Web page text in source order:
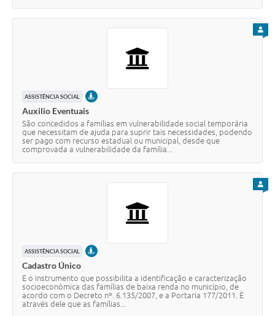
ASSISTÊNCIA SOCIAL PRESENCIAL
Auxilio Eventuais
São concedidos a famílias em vulnerabilidade social temporária
que necessitam de ajuda para suprir tais necessidades, podendo
ser pago com recurso estadual ou municipal, desde que
comprovada a vulnerabilidade da família...
ASSISTÊNCIA SOCIAL PRESENCIAL
Cadastro Único
E o instrumento que possibilita a identificação e caracterização
socioeconômica das famílias de baixa renda no município, de
acordo com o Decreto nº. 6.135/2007, e a Portaria 177/2011. È
através dele que as famílias...